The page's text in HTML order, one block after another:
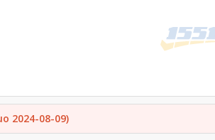
2024-08-09)